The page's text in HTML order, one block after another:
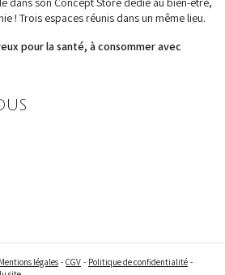
! Trois espaces réunis dans un même lieu.
pour la santé, à consommer avec
Mentions légales CGV
Politique de confidentialité